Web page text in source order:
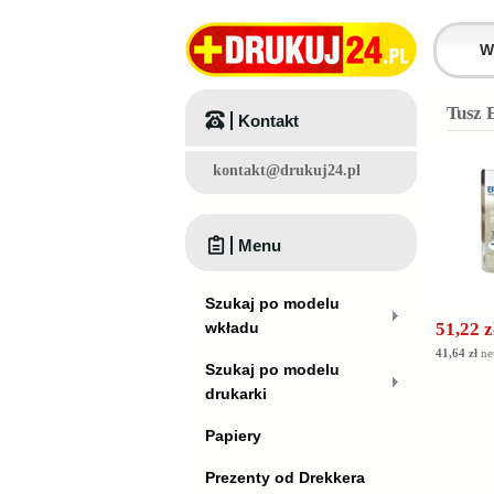
Tusz
51,22
41,64 zł
Kontakt
kontakt@drukuj24.pl
Menu
Szukaj po modelu
wkładu
Szukaj po modelu
drukarki
Papiery
Prezenty od Drekkera